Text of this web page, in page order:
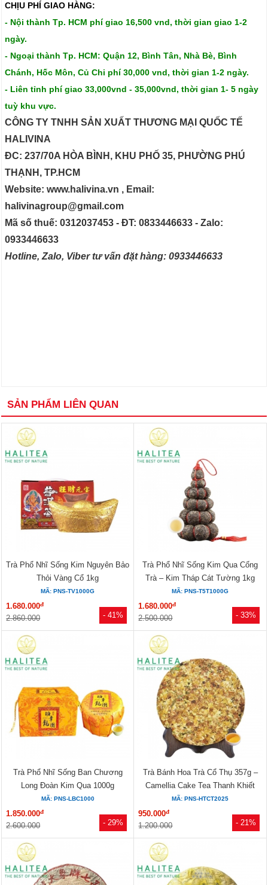
CHỊU PHÍ GIAO HÀNG:
- Nội thành Tp. HCM phí giao 16,500 vnd, thời gian giao 1-2
ngày.
- Ngoại thành Tp. HCM: Quận 12, Bình Tân, Nhà Bè, Bình
Chánh, Hốc Môn, Củ Chi phí 30,000 vnd, thời gian 1-2 ngày.
- Liên tỉnh phí giao 33,000vnd - 35,000vnd, thời gian 1- 5 ngày
tuỳ khu vực.
CÔNG TY TNHH SẢN XUẤT THƯƠNG MẠI QUỐC TẾ
HALIVINA
ĐC: 237/70A HÒA BÌNH, KHU PHỐ 35, PHƯỜNG PHÚ
THẠNH, TP.HCM
Website: www.halivina.vn , Email:
halivinagroup@gmail.com
Mã số thuế: 0312037453 - ĐT: 0833446633 - Zalo:
0933446633
Hotline, Zalo, Viber tư vấn đặt hàng: 0933446633
SẢN PHẨM LIÊN QUAN
- 41%
Trà Phổ Nhĩ Sống Kim Nguyên Bảo
Thỏi Vàng Cổ 1kg
MÃ: PNS-TV1000G
1.680.000đ
2.860.000 - 33%
Trà Phổ Nhĩ Sống Kim Qua Cống
Trà – Kim Tháp Cát Tường 1kg
MÃ: PNS-T5T1000G
1.680.000đ
2.500.000
- 29%
Trà Phổ Nhĩ Sống Ban Chương
Long Đoàn Kim Qua 1000g
MÃ: PNS-LBC1000
1.850.000đ
2.600.000 - 21%
Trà Bánh Hoa Trà Cổ Thụ 357g –
Camellia Cake Tea Thanh Khiết
MÃ: PNS-HTCT2025
950.000đ
1.200.000